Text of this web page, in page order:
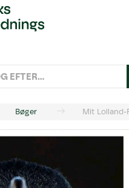
Bøger Mit Lolland-